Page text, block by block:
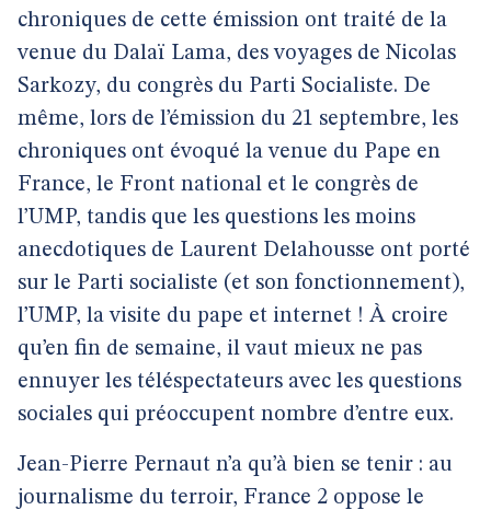
chroniques de cette émission ont traité de la
venue du Dalaï Lama, des voyages de Nicolas
Sarkozy, du congrès du Parti Socialiste. De
même, lors de l’émission du 21 septembre, les
chroniques ont évoqué la venue du Pape en
France, le Front national et le congrès de
l’UMP, tandis que les questions les moins
anecdotiques de Laurent Delahousse ont porté
sur le Parti socialiste (et son fonctionnement),
l’UMP, la visite du pape et internet ! À croire
qu’en fin de semaine, il vaut mieux ne pas
ennuyer les téléspectateurs avec les questions
sociales qui préoccupent nombre d’entre eux.
Jean-Pierre Pernaut n’a qu’à bien se tenir : au
journalisme du terroir, France 2 oppose le